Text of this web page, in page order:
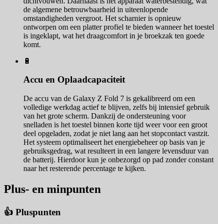
de algemene betrouwbaarheid in uiteenlopende
omstandigheden vergroot. Het scharnier is opnieuw
ontworpen om een platter profiel te bieden wanneer het toestel
is ingeklapt, wat het draagcomfort in je broekzak ten goede
komt.
🔋
Accu en Oplaadcapaciteit
De accu van de Galaxy Z Fold 7 is gekalibreerd om een
volledige werkdag actief te blijven, zelfs bij intensief gebruik
van het grote scherm. Dankzij de ondersteuning voor
snelladen is het toestel binnen korte tijd weer voor een groot
deel opgeladen, zodat je niet lang aan het stopcontact vastzit.
Het systeem optimaliseert het energiebeheer op basis van je
gebruiksgedrag, wat resulteert in een langere levensduur van
de batterij. Hierdoor kun je onbezorgd op pad zonder constant
naar het resterende percentage te kijken.
Plus- en minpunten
👍 Pluspunten